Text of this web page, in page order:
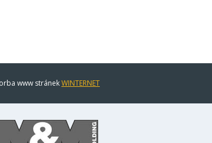
www stránekWINTERNET